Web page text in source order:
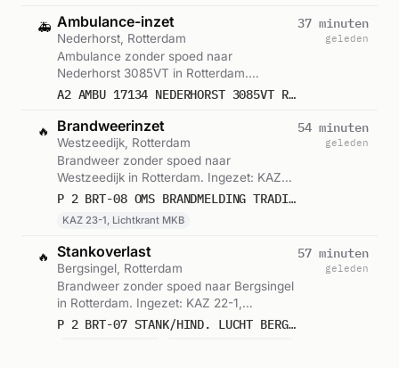
🚑 Ambulance-inzet
Nederhorst, Rotterdam
Ambulance zonder spoed naar
Nederhorst 3085VT in Rotterdam.
Ingezet: Ambulance. Gemeld om 22:15.
A2 AMBU 17134 NEDERHORST 3085VT ROTTERDAM ROTTDM BON 122117
37 minuten
geleden
🔥 Brandweerinzet
Westzeedijk, Rotterdam
Brandweer zonder spoed naar
Westzeedijk in Rotterdam. Ingezet: KAZ
23-1, Lichtkrant MKB. Gemeld om 21:57. P 2 BRT-08 OMS BRANDMELDING TRADITION WESTZEEDIJK ROTTERDAM 170631
KAZ 23-1, Lichtkrant MKB
54 minuten
geleden
🔥 Stankoverlast
Bergsingel, Rotterdam
Brandweer zonder spoed naar Bergsingel
in Rotterdam. Ingezet: KAZ 22-1,
Lichtkrant MKB. Let op: incident met
P 2 BRT-07 STANK/HIND. LUCHT BERGSINGEL ROTTERDAM 170531
57 minuten
geleden